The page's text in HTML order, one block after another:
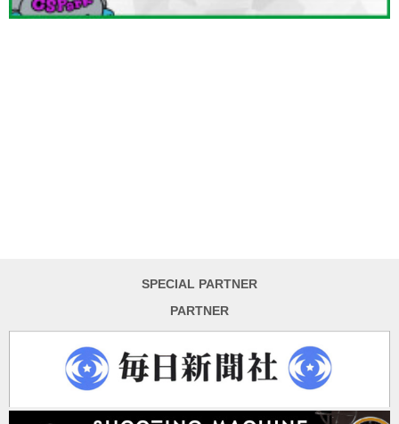
SPECIAL PARTNER
PARTNER